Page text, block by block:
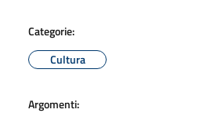
Categorie:
Cultura
Argomenti: